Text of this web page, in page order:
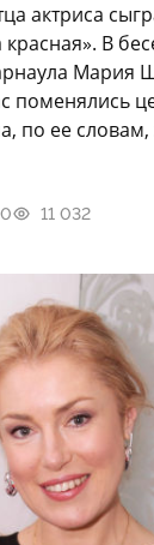
актриса
В
Мария
поменялись
по ее
0 11 032